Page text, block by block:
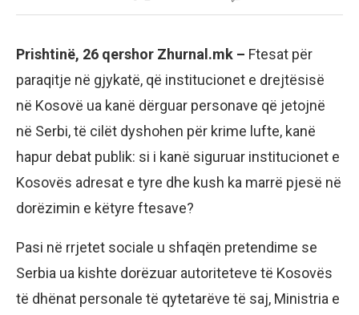
Prishtinë, 26 qershor Zhurnal.mk – Ftesat për
paraqitje në gjykatë, që institucionet e drejtësisë
në Kosovë ua kanë dërguar personave që jetojnë
në Serbi, të cilët dyshohen për krime lufte, kanë
hapur debat publik: si i kanë siguruar institucionet e
Kosovës adresat e tyre dhe kush ka marrë pjesë në
dorëzimin e këtyre ftesave?
Pasi në rrjetet sociale u shfaqën pretendime se
Serbia ua kishte dorëzuar autoriteteve të Kosovës
të dhënat personale të qytetarëve të saj, Ministria e